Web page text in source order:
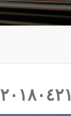
٢٠١٨٠٤٢١_١٨٥٧٤٨